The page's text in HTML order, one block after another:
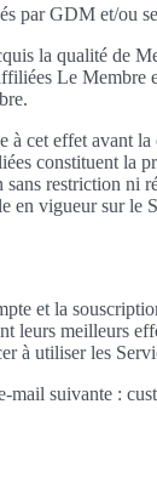
par GDM et/ou
la qualité de
Le
cet effet avant
constituent la
restriction
vigueur sur
et la
leurs meilleurs
utiliser les
mail suivante :